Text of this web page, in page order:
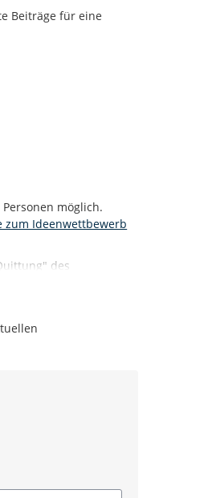
Beiträge für eine
möglich.
zum Ideenwettbewerb
des
direkt unter